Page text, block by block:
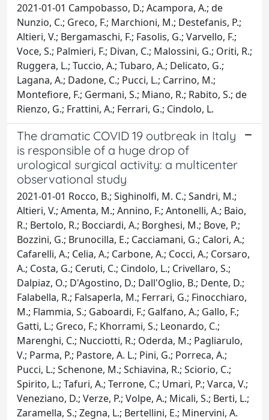
2021-01-01 Campobasso, D.; Acampora, A.; de
Nunzio, C.; Greco, F.; Marchioni, M.; Destefanis, P.;
Altieri, V.; Bergamaschi, F.; Fasolis, G.; Varvello, F.;
Voce, S.; Palmieri, F.; Divan, C.; Malossini, G.; Oriti, R.;
Ruggera, L.; Tuccio, A.; Tubaro, A.; Delicato, G.;
Lagana, A.; Dadone, C.; Pucci, L.; Carrino, M.;
Montefiore, F.; Germani, S.; Miano, R.; Rabito, S.; de
Rienzo, G.; Frattini, A.; Ferrari, G.; Cindolo, L.
The dramatic COVID 19 outbreak in Italy
is responsible of a huge drop of
urological surgical activity: a multicenter
observational study
2021-01-01 Rocco, B.; Sighinolfi, M. C.; Sandri, M.;
Altieri, V.; Amenta, M.; Annino, F.; Antonelli, A.; Baio,
R.; Bertolo, R.; Bocciardi, A.; Borghesi, M.; Bove, P.;
Bozzini, G.; Brunocilla, E.; Cacciamani, G.; Calori, A.;
Cafarelli, A.; Celia, A.; Carbone, A.; Cocci, A.; Corsaro,
A.; Costa, G.; Ceruti, C.; Cindolo, L.; Crivellaro, S.;
Dalpiaz, O.; D'Agostino, D.; Dall'Oglio, B.; Dente, D.;
Falabella, R.; Falsaperla, M.; Ferrari, G.; Finocchiaro,
M.; Flammia, S.; Gaboardi, F.; Galfano, A.; Gallo, F.;
Gatti, L.; Greco, F.; Khorrami, S.; Leonardo, C.;
Marenghi, C.; Nucciotti, R.; Oderda, M.; Pagliarulo,
V.; Parma, P.; Pastore, A. L.; Pini, G.; Porreca, A.;
Pucci, L.; Schenone, M.; Schiavina, R.; Sciorio, C.;
Spirito, L.; Tafuri, A.; Terrone, C.; Umari, P.; Varca, V.;
Veneziano, D.; Verze, P.; Volpe, A.; Micali, S.; Berti, L.;
Zaramella, S.; Zegna, L.; Bertellini, E.; Minervini, A.